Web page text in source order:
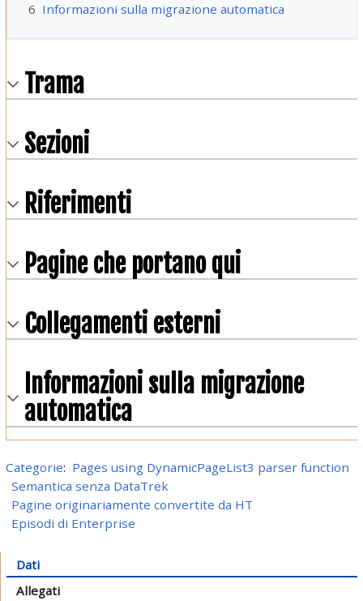
6 Informazioni sulla migrazione automatica
Trama
Sezioni
Riferimenti
Pagine che portano qui
Collegamenti esterni
Informazioni sulla migrazione
automatica
Categorie: Pages using DynamicPageList3 parser function
Semantica senza DataTrek
Pagine originariamente convertite da HT
Episodi di Enterprise
Dati
Allegati